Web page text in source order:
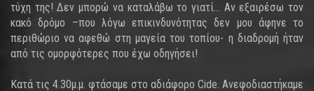
τύχη της! Δεν μπορώ να καταλάβω το γιατί... Αν εξαιρέσω τον
κακό δρόμο –που λόγω επικινδυνότητας δεν μου άφηνε το
περιθώριο να αφεθώ στη μαγεία του τοπίου- η διαδρομή ήταν
από τις ομορφότερες που έχω οδηγήσει!
Κατά τις 4.30μ.μ. φτάσαμε στο αδιάφορο Cide. Ανεφοδιαστήκαμε